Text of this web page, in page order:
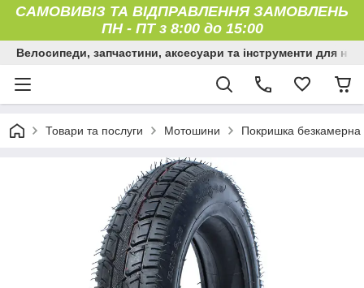
САМОВИВІЗ ТА ВІДПРАВЛЕННЯ ЗАМОВЛЕНЬ
ПН - ПТ з 8:00 до 15:00
Велосипеди, запчастини, аксесуари та інструменти для них
Товари та послуги Мотошини Покришка